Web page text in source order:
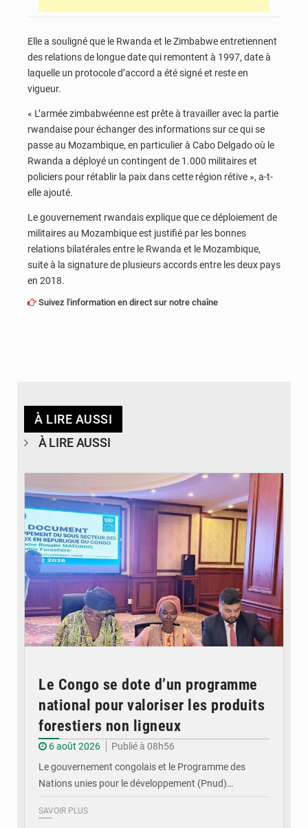
Elle a souligné que le Rwanda et le Zimbabwe entretiennent
des relations de longue date qui remontent à 1997, date à
laquelle un protocole d’accord a été signé et reste en
vigueur.
« L’armée zimbabwéenne est prête à travailler avec la partie
rwandaise pour échanger des informations sur ce qui se
passe au Mozambique, en particulier à Cabo Delgado où le
Rwanda a déployé un contingent de 1.000 militaires et
policiers pour rétablir la paix dans cette région rétive », a-t-
elle ajouté.
Le gouvernement rwandais explique que ce déploiement de
militaires au Mozambique est justifié par les bonnes
relations bilatérales entre le Rwanda et le Mozambique,
suite à la signature de plusieurs accords entre les deux pays
en 2018.
Suivez l'information en direct sur notre chaîne
À LIRE AUSSI
À LIRE AUSSI
Le Congo se dote d’un programme
national pour valoriser les produits
forestiers non ligneux
6 août 2026
Publié à 08h56
Le gouvernement congolais et le Programme des
Nations unies pour le développement (Pnud)…
SAVOIR PLUS